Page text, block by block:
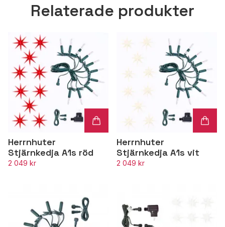
Relaterade produkter
Herrnhuter
Stjärnkedja A1s röd
2 049 kr
Herrnhuter
Stjärnkedja A1s vit
2 049 kr